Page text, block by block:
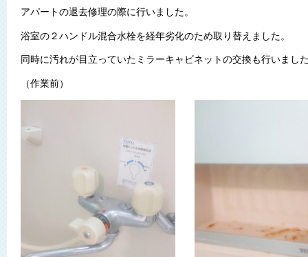
アパートの退去修理の際に行いました。
浴室の２ハンドル混合水栓を経年劣化のため取り替えました。
同時に汚れが目立っていたミラーキャビネットの交換も行いまし
（作業前）